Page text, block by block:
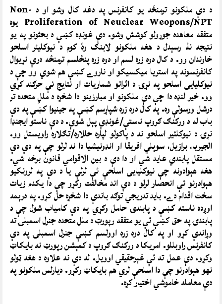
د دې ملکونو ترمنځه یو کانفرنس په دغه کال وشو او د Non-
Proliferation of Neuclear Weopons/NPT یوه
متفقه معاهده جوړولو کوشش وشو. دې غونډه کښې د بحثونو په یو
نتیجه نۀ رسېدل د هغه ملکونو لابنګ وۀ کوم د نیوکلیئر اسلحو
خاوندان وو. د کال دوه زره لسم او دوه زره پنځلسم ترمنځه درې نړیوال
کانفرنسونه په استریا میکسیکو او ناروے کښې هم شوي وو چې د
نیوکلیایی اسلحو په نړۍ د اثراتو شماریات او نتایج ئې حرګند کړي
وو. خیر لنډه دا چې دې ملکونو او مبارزینو دا شخړه د مللِ متحده تر
درشل ورسولې وه. په کال دوه زره شپاړسم کښې په جینیوا کښې په دې
باب له د ورکنګ ګروپ ناستې/غونډې پېل شوې. د دې ناستو ایجنډا
نړۍ د نیوکلئیر اسلحو نه د پاکولو لپاره حللاره/تګلاره راویستل وو.
الجیریا، برازیل، سوېلي افریقا او انډونیشیا دا ند لرلو چې په دې دې
مستقل پابندي عاید شي او دا دې د بین الاقوامي قانون برخه شي.
هغه هېوادونه چې نیوکلیایی اسلحې ئې لرلې یا د دې په لرونکیو
هېوادونو ئې انحصار لرلو د دې اند مخالفت وکړو چې دا یکدم زیات
سخت اقدام دے. باید تدریجي توګه باندې دا شخړه حل کړو. په درېمه
اوږده ناسته کښې د پابندۍ حامل وګړي په دې کامیاب شول چې د
پابندۍ په حق کښې ئې یو متفقه رپورټ د ملل متحده جنرل اسمبلۍ ته
وړاندې کړو او په کال دوه زره اوولسم کښې جنرل اسمبلۍ په دې
کانفرنس راوبللو. امریکا د ورکنګ ګروپ د کمېشن رپورټ نه بایکاټ
وکړو. دې عمل ته ئې غېرحقیقي اوویل. له دې نه علاوه د هغه ټولو
نهو هېوادونو چې دا اسلحې لري هم بایکاټ وکړو. دیارلس ملکونو په
دې معامله خاموشي اختیار کړه.